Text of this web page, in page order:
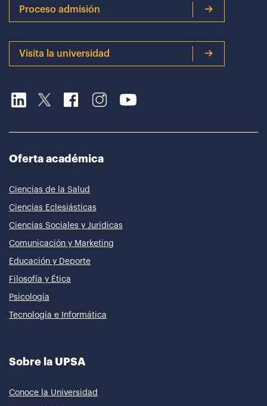
Proceso admisión
Visita la universidad
Oferta académica
Ciencias de la Salud
Ciencias Eclesiásticas
Ciencias Sociales y Jurídicas
Comunicación y Marketing
Educación y Deporte
Filosofía y Ética
Psicología
Tecnología e Informática
Sobre la UPSA
Conoce la Universidad